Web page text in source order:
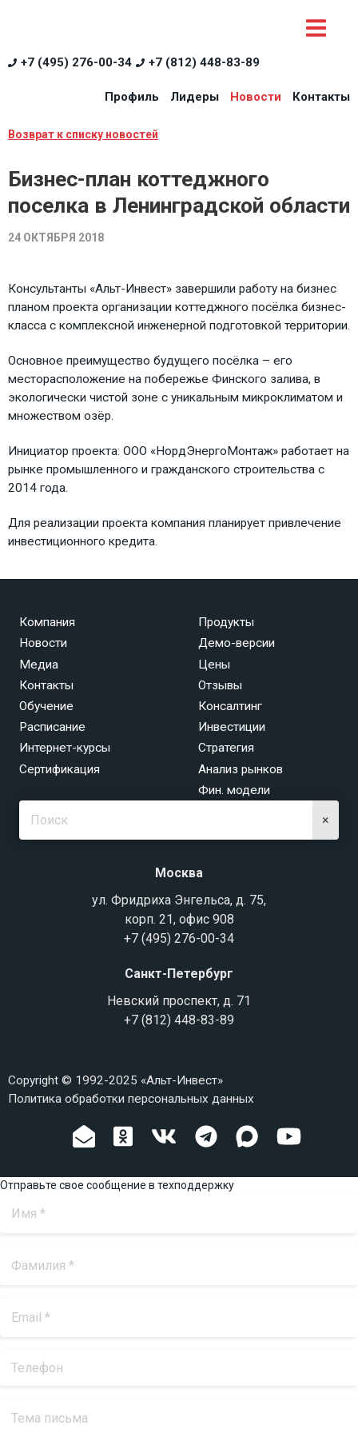
+7 (495) 276-00-34 +7 (812) 448-83-89
Профиль Лидеры Новости Контакты
Возврат к списку новостей
Бизнес-план коттеджного
поселка в Ленинградской области
24 ОКТЯБРЯ 2018
Консультанты «Альт-Инвест» завершили работу на бизнес
планом проекта организации коттеджного посёлка бизнес-
класса с комплексной инженерной подготовкой территории.
Основное преимущество будущего посёлка – его
месторасположение на побережье Финского залива, в
экологически чистой зоне с уникальным микроклиматом и
множеством озёр.
Инициатор проекта: ООО «НордЭнергоМонтаж» работает на
рынке промышленного и гражданского строительства с
2014 года.
Для реализации проекта компания планирует привлечение
инвестиционного кредита.
Компания
Новости
Медиа
Контакты
Продукты
Демо-версии
Цены
Отзывы
Обучение
Расписание
Интернет-курсы
Сертификация
Консалтинг
Инвестиции
Стратегия
Анализ рынков
Фин. модели
×
Москва
ул. Фридриха Энгельса, д. 75,
корп. 21, офис 908
+7 (495) 276-00-34
Санкт-Петербург
Невский проспект, д. 71
+7 (812) 448-83-89
Copyright © 1992-2025 «Альт-Инвест»
Политика обработки персональных данных
Отправьте свое сообщение в техподдержку